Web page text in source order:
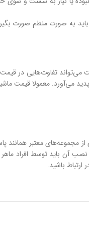
تفاوت‌هایی در
معتبر همانند
آن باید توسط افراد ماهر
باشید.